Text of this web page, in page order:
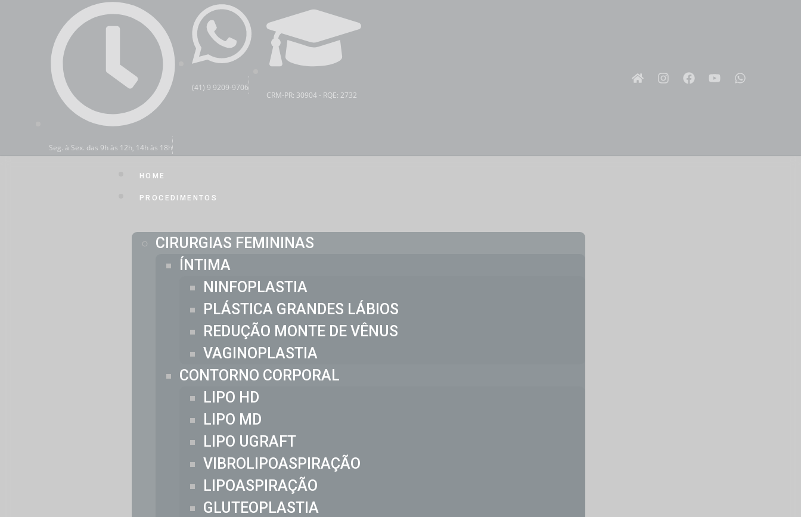
Seg. à Sex. das 9h às 12h, 14h às 18h
(41) 9 9209-9706
CRM-PR: 30904 - RQE: 2732
HOME
PROCEDIMENTOS
CIRURGIAS FEMININAS
ÍNTIMA
NINFOPLASTIA
PLÁSTICA GRANDES LÁBIOS
REDUÇÃO MONTE DE VÊNUS
VAGINOPLASTIA
CONTORNO CORPORAL
LIPO HD
LIPO MD
LIPO UGRAFT
VIBROLIPOASPIRAÇÃO
LIPOASPIRAÇÃO
GLUTEOPLASTIA